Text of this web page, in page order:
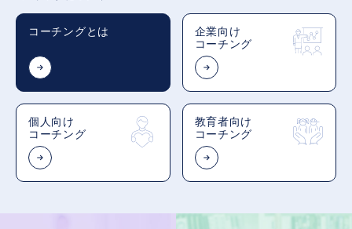
コーチングとは
企業向け
コーチング
個人向け
コーチング
教育者向け
コーチング